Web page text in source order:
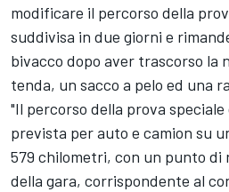
modificare il percorso della
suddivisa in due giorni e
bivacco dopo aver trascorso la
tenda, un sacco a pelo ed una
"Il percorso della prova
prevista per auto e camion su
579 chilometri, con un punto di
della gara, corrispondente al